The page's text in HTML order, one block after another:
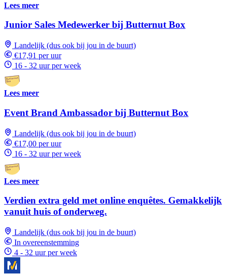
Lees meer
Junior Sales Medewerker bij Butternut Box
Landelijk (dus ook bij jou in de buurt)
€17,91 per uur
16 - 32 uur per week
Lees meer
Event Brand Ambassador bij Butternut Box
Landelijk (dus ook bij jou in de buurt)
€17,00 per uur
16 - 32 uur per week
Lees meer
Verdien extra geld met online enquêtes. Gemakkelijk
vanuit huis of onderweg.
Landelijk (dus ook bij jou in de buurt)
In overeenstemming
4 - 32 uur per week